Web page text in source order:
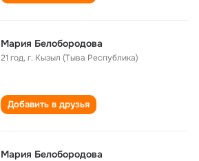
Мария Белобородова
21 год,г. Кызыл (Тыва Республика)
Добавить в друзья
Мария Белобородова